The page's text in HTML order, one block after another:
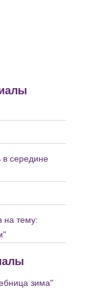
в середине
на тему:
зима"